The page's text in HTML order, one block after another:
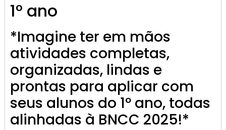
1º ano
*Imagine ter em mãos
atividades completas,
organizadas, lindas e
prontas para aplicar com
seus alunos do 1º ano, todas
alinhadas à BNCC 2025!*